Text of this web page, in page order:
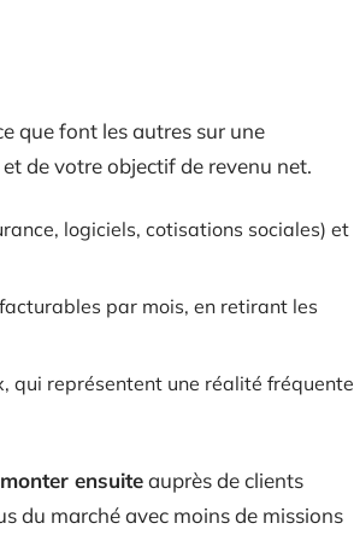
que font les autres sur une
de votre objectif de revenu net.
logiciels, cotisations sociales) et
par mois, en retirant les
qui représentent une réalité fréquente
ensuiteauprès de clients
du marché avec moins de missions